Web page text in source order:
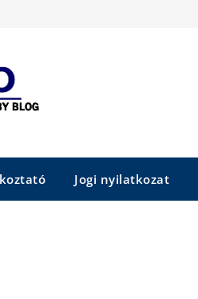
Jogi nyilatkozat